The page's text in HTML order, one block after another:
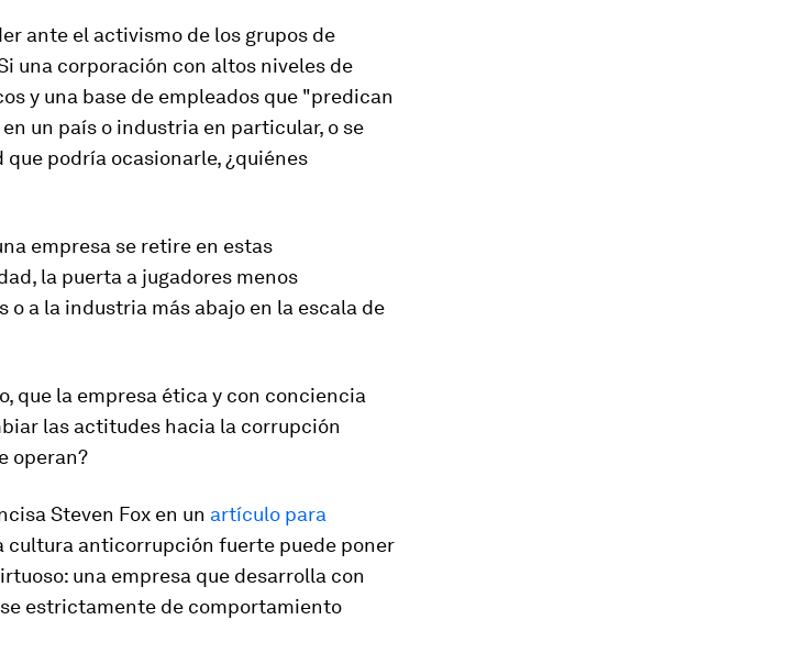
ante el activismo de los grupos de
una corporación con altos niveles de
y una base de empleados que "predican
un país o industria en particular, o se
podría ocasionarle, ¿quiénes
empresa se retire en estas
la puerta a jugadores menos
o a la industria más abajo en la escala de
que la empresa ética y con conciencia
las actitudes hacia la corrupción
operan?
Steven Fox en un artículo para
cultura anticorrupción fuerte puede poner
una empresa que desarrolla con
estrictamente de comportamiento